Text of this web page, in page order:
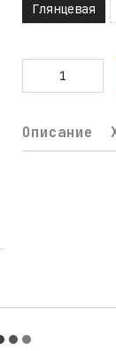
Глянцевая
Описание